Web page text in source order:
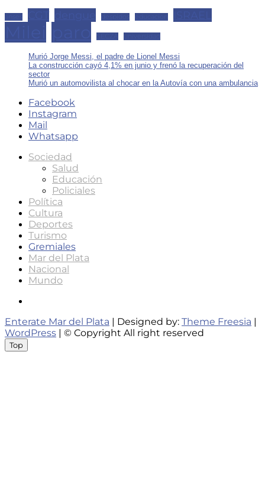
Murió Jorge Messi, el padre de Lionel Messi
La construcción cayó 4,1% en junio y frenó la recuperación del
sector
Murió un automovilista al chocar en la Autovía con una ambulancia
Facebook
Instagram
Mail
Whatsapp
Sociedad
Salud
Educación
Policiales
Política
Cultura
Deportes
Turismo
Gremiales
Mar del Plata
Nacional
Mundo
Enterate Mar del Plata | Designed by: Theme Freesia |
WordPress | © Copyright All right reserved
Top